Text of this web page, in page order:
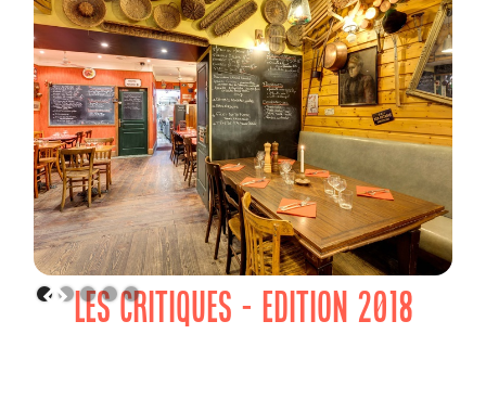
LES CRITIQUES - EDITION 2018